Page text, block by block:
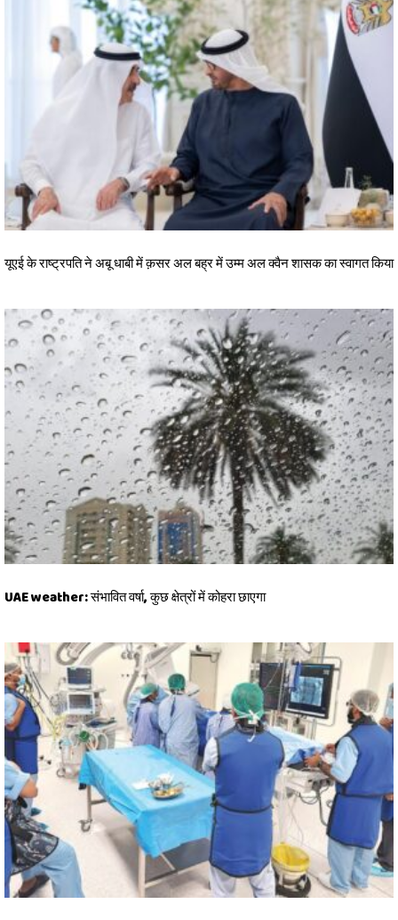
यूएई के राष्ट्रपति ने अबू धाबी में क़सर अल बह्र में उम्म अल क्वैन शासक का स्वागत किया
UAE weather: संभावित वर्षा, कुछ क्षेत्रों में कोहरा छाएगा